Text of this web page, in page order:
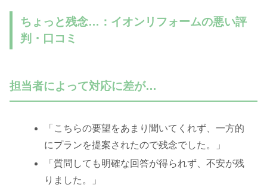
ちょっと残念…：イオンリフォームの悪い評
判・口コミ
担当者によって対応に差が…
「こちらの要望をあまり聞いてくれず、一方的
にプランを提案されたので残念でした。」
「質問しても明確な回答が得られず、不安が残
りました。」